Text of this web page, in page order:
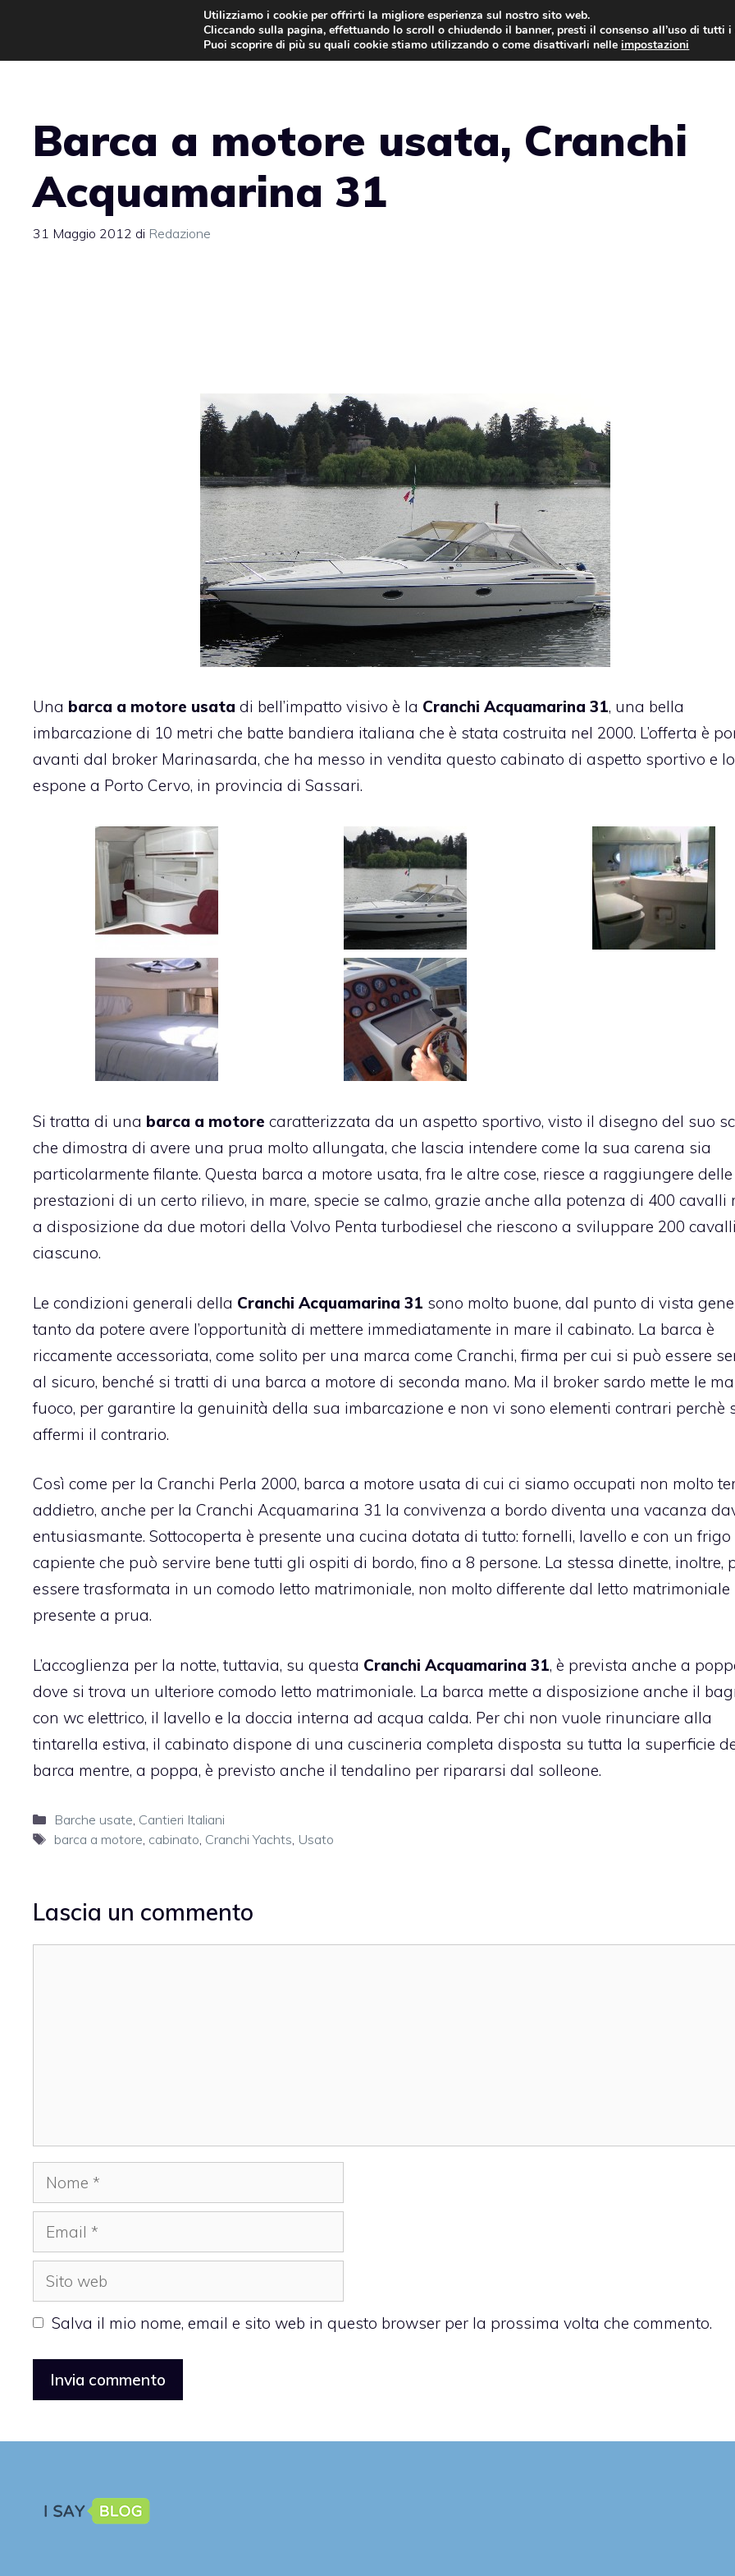
contenuto
NEWS LEGGI & NORMATIVE
Barca a motore usata, Cranchi
Acquamarina 31
31 Maggio 2012 di Redazione
Una barca a motore usata di bell’impatto visivo è la Cranchi Acquamarina 31, una bella
imbarcazione di 10 metri che batte bandiera italiana che è stata costruita nel 2000. L’offerta è
avanti dal broker Marinasarda, che ha messo in vendita questo cabinato di aspetto sportivo e lo
espone a Porto Cervo, in provincia di Sassari.
Si tratta di una barca a motore caratterizzata da un aspetto sportivo, visto il disegno del suo
che dimostra di avere una prua molto allungata, che lascia intendere come la sua carena sia
particolarmente filante. Questa barca a motore usata, fra le altre cose, riesce a raggiungere delle
prestazioni di un certo rilievo, in mare, specie se calmo, grazie anche alla potenza di 400 cavalli
a disposizione da due motori della Volvo Penta turbodiesel che riescono a sviluppare 200 cavalli
ciascuno.
Le condizioni generali della Cranchi Acquamarina 31 sono molto buone, dal punto di vista
tanto da potere avere l’opportunità di mettere immediatamente in mare il cabinato. La barca è
riccamente accessoriata, come solito per una marca come Cranchi, firma per cui si può essere
al sicuro, benché si tratti di una barca a motore di seconda mano. Ma il broker sardo mette le
fuoco, per garantire la genuinità della sua imbarcazione e non vi sono elementi contrari perchè
affermi il contrario.
Così come per la Cranchi Perla 2000, barca a motore usata di cui ci siamo occupati non molto
addietro, anche per la Cranchi Acquamarina 31 la convivenza a bordo diventa una vacanza
entusiasmante. Sottocoperta è presente una cucina dotata di tutto: fornelli, lavello e con un frigo
capiente che può servire bene tutti gli ospiti di bordo, fino a 8 persone. La stessa dinette, inoltre,
essere trasformata in un comodo letto matrimoniale, non molto differente dal letto matrimoniale
presente a prua.
L’accoglienza per la notte, tuttavia, su questa Cranchi Acquamarina 31, è prevista anche a
dove si trova un ulteriore comodo letto matrimoniale. La barca mette a disposizione anche il
con wc elettrico, il lavello e la doccia interna ad acqua calda. Per chi non vuole rinunciare alla
tintarella estiva, il cabinato dispone di una cuscineria completa disposta su tutta la superficie
barca mentre, a poppa, è previsto anche il tendalino per ripararsi dal solleone.
Categorie
Barche usate Cantieri Italiani
Tag
barca a motore cabinato Cranchi Yachts Usato
Lascia un commento
Nome
Email
Sito
web
Salva il mio nome, email e sito web in questo browser per la prossima volta che commento.
Utilizziamo i cookie per offrirti la migliore esperienza sul nostro sito web.
Cliccando sulla pagina, effettuando lo scroll o chiudendo il banner, presti il consenso all’uso di tutti i
Puoi scoprire di più su quali cookie stiamo utilizzando o come disattivarli nelleimpostazioni